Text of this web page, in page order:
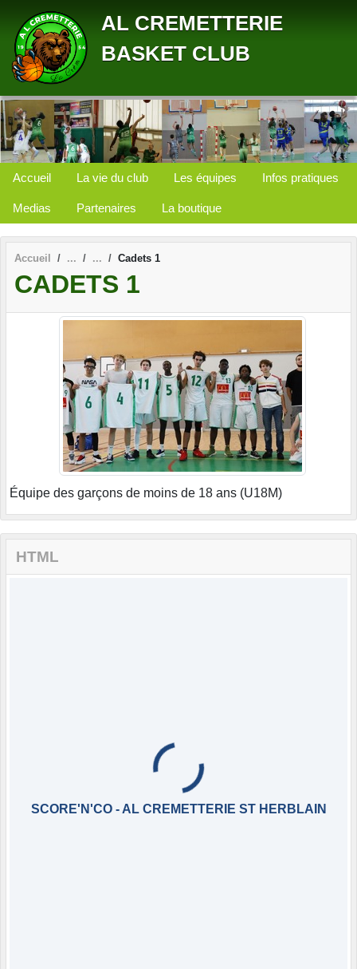
AL CREMETTERIE
BASKET CLUB
Accueil La vie du club Les équipes Infos pratiques
Medias Partenaires La boutique
Accueil Cadets 1
CADETS 1
Équipe des garçons de moins de 18 ans (U18M)
HTML
SCORE'N'CO - AL CREMETTERIE ST HERBLAIN
Panneau de gestion des cookies